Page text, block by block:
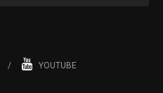
YOUTUBE